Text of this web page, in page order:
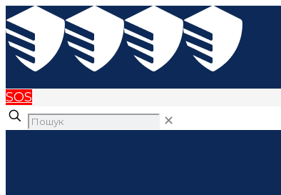
SOS
✕